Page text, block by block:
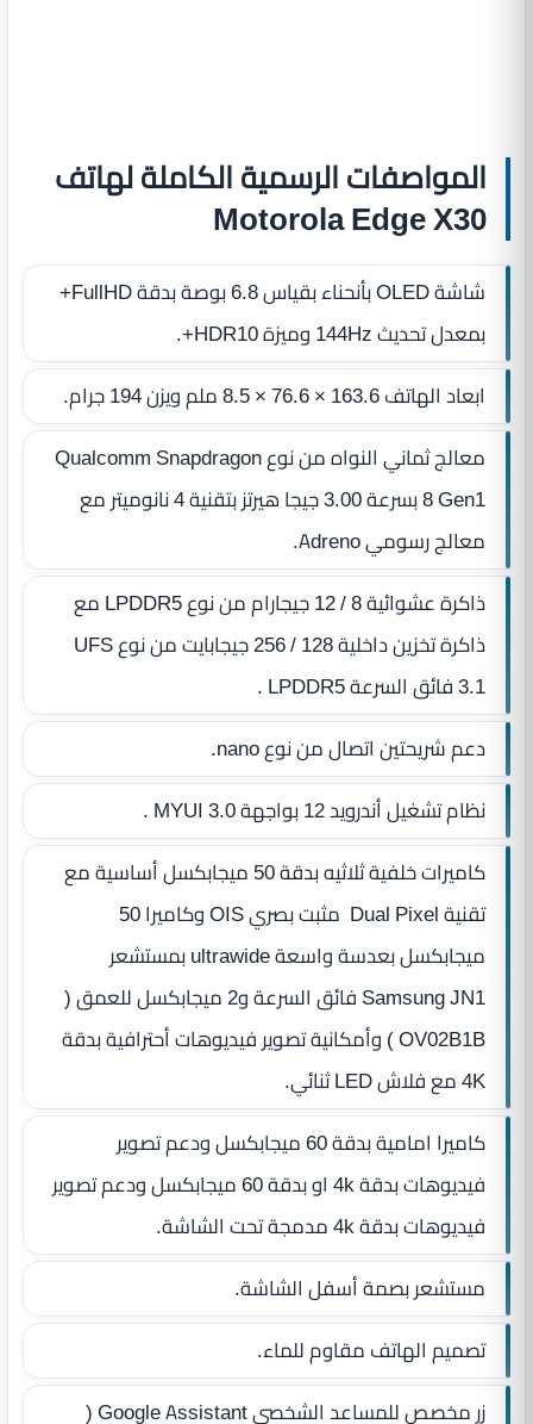
المواصفات الرسمية الكاملة لهاتف
Motorola Edge X30
شاشة OLED بأنحناء بقياس 6.8 بوصة بدقة FullHD+
بمعدل تحديث 144Hz وميزة HDR10+.
ابعاد الهاتف 163.6 × 76.6 × 8.5 ملم ويزن 194 جرام.
معالج ثماني النواه من نوع Qualcomm Snapdragon
8 Gen1 بسرعة 3.00 جيجا هيرتز بتقنية 4 نانوميتر مع
معالج رسومي Adreno.
ذاكرة عشوائية 8 / 12 جيجارام من نوع LPDDR5 مع
ذاكرة تخزين داخلية 128 / 256 جيجابايت من نوع UFS
3.1 فائق السرعة LPDDR5 .
دعم شريحتين اتصال من نوع nano.
نظام تشغيل أندرويد 12 بواجهة MYUI 3.0 .
كاميرات خلفية ثلاثيه بدقة 50 ميجابكسل أساسية مع
تقنية Dual Pixel مثبت بصري OIS وكاميرا 50
ميجابكسل بعدسة واسعة ultrawide بمستشعر
Samsung JN1 فائق السرعة و2 ميجابكسل للعمق (
OV02B1B ) وأمكانية تصوير فيديوهات أحترافية بدقة
4K مع فلاش LED ثنائي.
كاميرا امامية بدقة 60 ميجابكسل ودعم تصوير
فيديوهات بدقة 4k او بدقة 60 ميجابكسل ودعم تصوير
فيديوهات بدقة 4k مدمجة تحت الشاشة.
مستشعر بصمة أسفل الشاشة.
تصميم الهاتف مقاوم للماء.
زر مخصص للمساعد الشخصي Google Assistant (